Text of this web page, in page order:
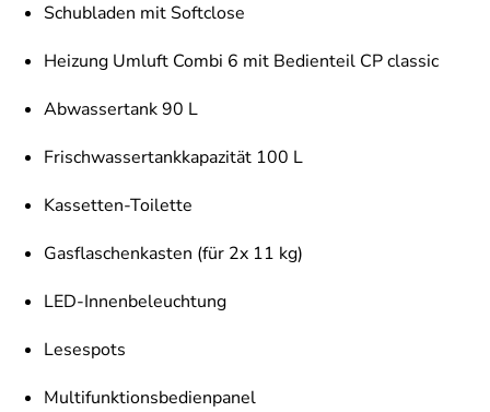
Schubladen mit Softclose
Heizung Umluft Combi 6 mit Bedienteil CP classic
Abwassertank 90 L
Frischwassertankkapazität 100 L
Kassetten-Toilette
Gasflaschenkasten (für 2x 11 kg)
LED-Innenbeleuchtung
Lesespots
Multifunktionsbedienpanel